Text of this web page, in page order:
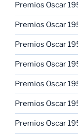
Premios Oscar
Premios Oscar
Premios Oscar
Premios Oscar
Premios Oscar
Premios Oscar
Premios Oscar